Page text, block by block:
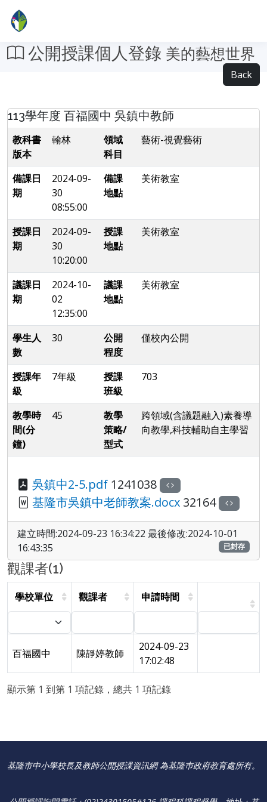
公開授課個人登錄 美的藝想世界
Back
113學年度 百福國中 吳鎮中教師
教科書
版本
翰林
領域
科目
藝術-視覺藝術
備課日
期
2024-09-
30
08:55:00
備課
地點
美術教室
授課日
期
2024-09-
30
10:20:00
授課
地點
美術教室
議課日
期
2024-10-
02
12:35:00
議課
地點
美術教室
學生人
數
30
公開
程度
僅校內公開
授課年
級
7年級
授課
班級
703
教學時
間(分
鐘)
45
教學
策略/
型式
跨領域(含議題融入)素養導
向教學,科技輔助自主學習
吳鎮中2-5.pdf 1241038
基隆市吳鎮中老師教案.docx 32164
建立時間:2024-09-23 16:34:22 最後修改:2024-10-01
16:43:35
已封存
觀課者(1)
學校單位 觀課者 申請時間
百福國中 陳靜婷教師
2024-09-23
17:02:48
顯示第 1 到第 1 項記錄，總共 1 項記錄
基隆市中小學校長及教師公開授課資訊網 為基隆巿政府教育處所有。